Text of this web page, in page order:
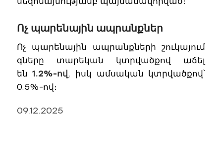
Ոչ պարենային ապրանքներ
Ոչ պարենային ապրանքների շուկայում
գները տարեկան կտրվածքով աճել
են1.2%-ով , իսկ ամսական կտրվածքով՝
0.5%-ով։
09.12.2025